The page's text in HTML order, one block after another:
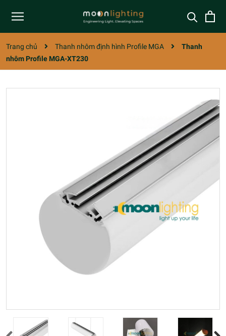
Trang chủ Thanh nhôm định hình Profile MGA
Thanh
nhôm Profile MGA-XT230